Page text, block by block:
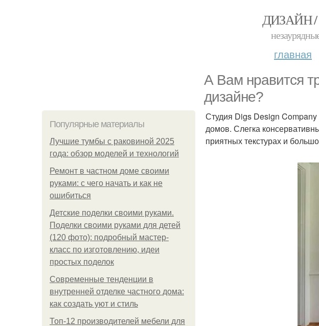
ДИЗАЙН /
главная
А Вам нравится
дизайне?
Популярные материалы
Лучшие тумбы с раковиной 2025
года: обзор моделей и технологий
Ремонт в частном доме своими
руками: с чего начать и как не
ошибиться
Детские поделки своими руками.
Поделки своими руками для детей
(120 фото): подробный мастер-
класс по изготовлению, идеи
простых поделок
Современные тенденции в
внутренней отделке частного дома:
как создать уют и стиль
Топ-12 производителей мебели для
Студия Digs Design Company
домов. Слегка
приятных текстурах и